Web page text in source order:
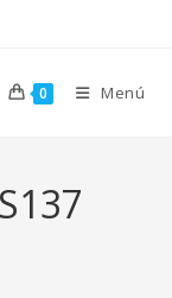
0 Menú